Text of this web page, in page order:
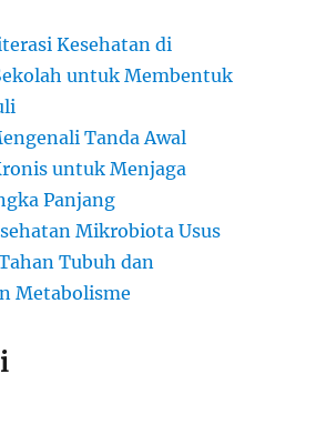
Kesehatan di
untuk Membentuk
Tanda Awal
untuk Menjaga
Panjang
Mikrobiota Usus
Tubuh dan
Metabolisme